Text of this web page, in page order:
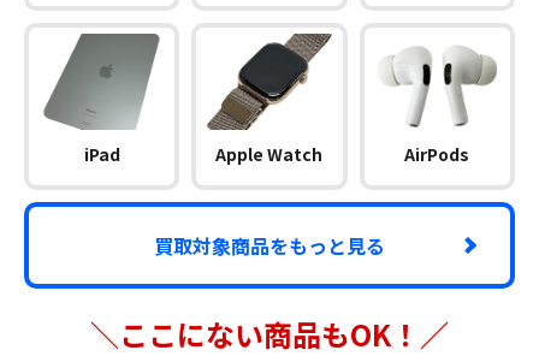
iPad Apple Watch AirPods
買取対象商品をもっと見る
＼ここにない商品もOK！／